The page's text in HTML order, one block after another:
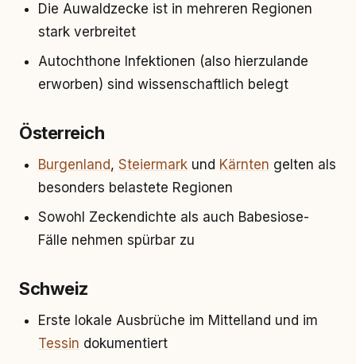
Die Auwaldzecke ist in mehreren Regionen
stark verbreitet
Autochthone Infektionen (also hierzulande
erworben) sind wissenschaftlich belegt
Österreich
Burgenland, Steiermark und Kärnten gelten als
besonders belastete Regionen
Sowohl Zeckendichte als auch Babesiose-
Fälle nehmen spürbar zu
Schweiz
Erste lokale Ausbrüche im Mittelland und im
Tessin dokumentiert